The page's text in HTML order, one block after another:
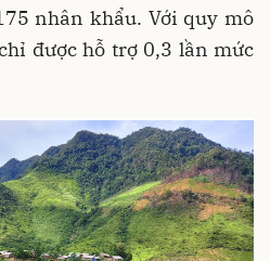
nhân khẩu. Với quy mô
được hỗ trợ 0,3 lần mức